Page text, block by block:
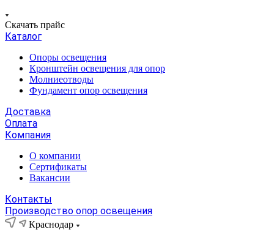
Скачать прайс
Каталог
Опоры освещения
Кронштейн освещения для опор
Молниеотводы
Фундамент опор освещения
Доставка
Оплата
Компания
О компании
Сертификаты
Вакансии
Контакты
Производство опор освещения
Краснодар